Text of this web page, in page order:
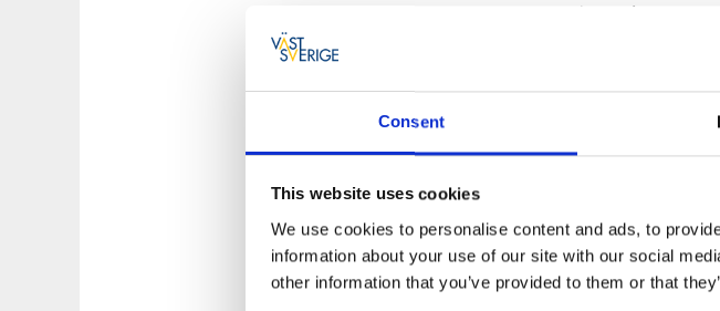
Consent
This website uses cookies
We use cookies to personalise content and ads, to
information about your use of our site with our social
other information that you’ve provided to them or that
stationner gratuitement pendant 1 à 2
Zones de stationnement :
Zone rouge (hyper-centre)
Période d’application : 09h00–19h00
Conditions : 1 heure gratuite, puis 10 SEK/heure
Zone bleue (zone centrale)
Période d’application : 09h00–19h00
Conditions : 2 heures gratuites, puis 5 SEK/